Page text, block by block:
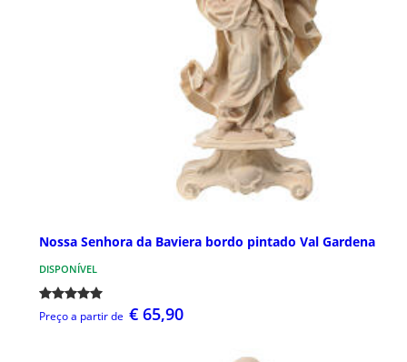
Nossa Senhora da Baviera bordo pintado Val Gardena
DISPONÍVEL
Preço a partir de € 65,90